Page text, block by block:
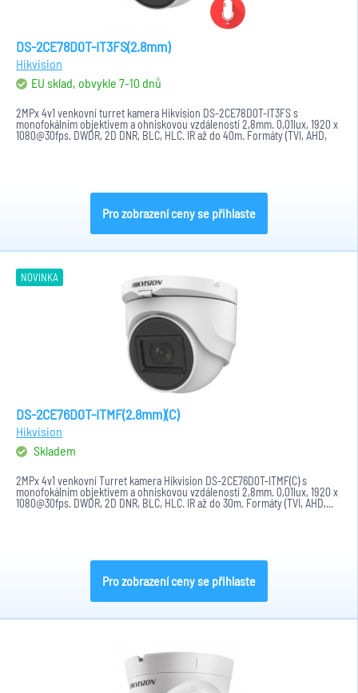
DS-2CE78D0T-IT3FS(2.8mm)
Hikvision
EU sklad, obvykle 7-10 dnů
2MPx 4v1 venkovní turret kamera Hikvision DS-2CE78D0T-IT3FS s
monofokálním objektivem a ohniskovou vzdáleností 2,8mm. 0,01lux, 1920 x
1080@30fps. DWDR, 2D DNR, BLC, HLC. IR až do 40m. Formáty (TVI, AHD,
Pro zobrazení ceny se přihlaste
NOVINKA
DS-2CE76D0T-ITMF(2.8mm)(C)
Hikvision
Skladem
2MPx 4v1 venkovní Turret kamera Hikvision DS-2CE76D0T-ITMF(C) s
monofokálním objektivem a ohniskovou vzdáleností 2,8mm. 0,01lux, 1920 x
1080@30fps. DWDR, 2D DNR, BLC, HLC. IR až do 30m. Formáty (TVI, AHD,...
Pro zobrazení ceny se přihlaste